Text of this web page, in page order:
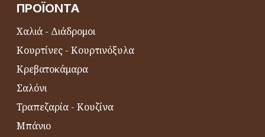
ΠΡΟΪΌΝΤΑ
Χαλιά - Διάδρομοι
Κουρτίνες - Κουρτινόξυλα
Κρεβατοκάμαρα
Σαλόνι
Τραπεζαρία - Κουζίνα
Μπάνιο